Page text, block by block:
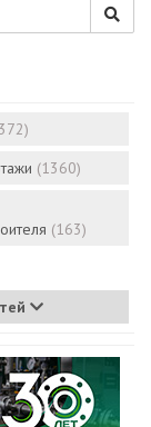
(1360)
(163)